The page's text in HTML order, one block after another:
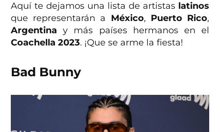
Aquí te dejamos una lista de artistas latinos
que representarán a México, Puerto Rico,
Argentina y más países hermanos en el
Coachella 2023. ¡Que se arme la fiesta!
Bad Bunny